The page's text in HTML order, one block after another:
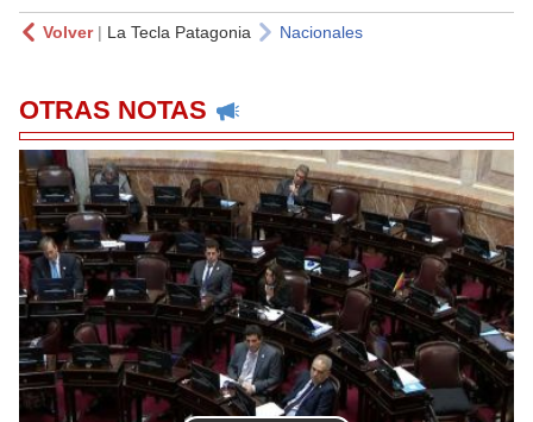
Volver| La Tecla Patagonia Nacionales
OTRAS NOTAS